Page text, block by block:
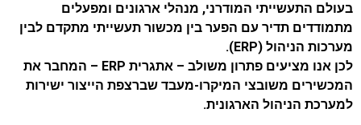
בעולם התעשייתי המודרני, מנהלי ארגונים ומפעלים
מתמודדים תדיר עם הפער בין מכשור תעשייתי מתקדם לבין
מערכות הניהול (ERP).
לכן אנו מציעים פתרון משולב – אתגרית ERP – המחבר את
המכשירים משובצי המיקרו-מעבד שברצפת הייצור ישירות
למערכת הניהול הארגונית.